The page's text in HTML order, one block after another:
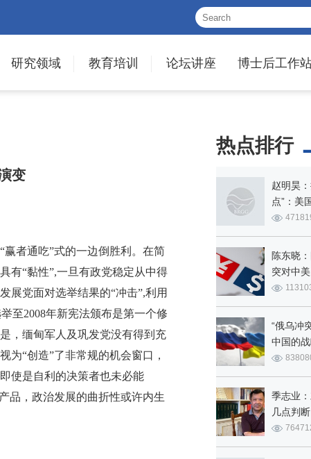
研究领域 教育培训 论坛讲座 博士后工作
变
赢者通吃”式的一边倒胜利。在简
有“黏性”,一旦有政党稳定从中得
展党面对选举结果的“冲击”,利用
至2008年新宪法颁布是第一个修
，缅甸军人及巩发党没有得到充
为“创造”了非常规的机会窗口，
使是自利的决策者也未必能
品，政治发展的曲折性或许内生
热点排行
赵明昊
点”：美
陈东晓
突对中美
“俄乌冲
中国的战
季志业
几点判断